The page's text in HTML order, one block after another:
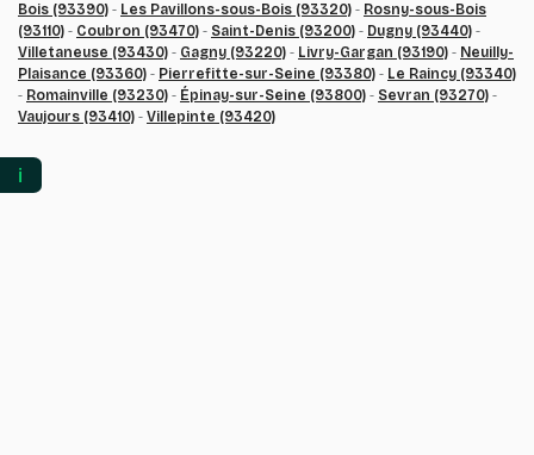
Bois (93390) - Les Pavillons-sous-Bois (93320) - Rosny-sous-Bois
(93110) - Coubron (93470) - Saint-Denis (93200) - Dugny (93440) -
Villetaneuse (93430) - Gagny (93220) - Livry-Gargan (93190) - Neuilly-
Plaisance (93360) - Pierrefitte-sur-Seine (93380) - Le Raincy (93340)
- Romainville (93230) - Épinay-sur-Seine (93800) - Sevran (93270) -
Vaujours (93410) - Villepinte (93420)
ℹ️